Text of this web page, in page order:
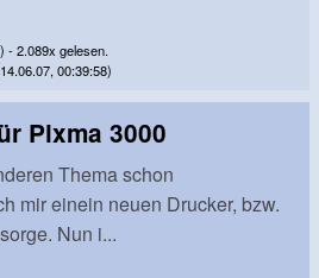
- 2.089x gelesen.
00:39:58)
Pixma 3000
Thema schon
mir einein neuen Drucker, bzw.
Nun i...